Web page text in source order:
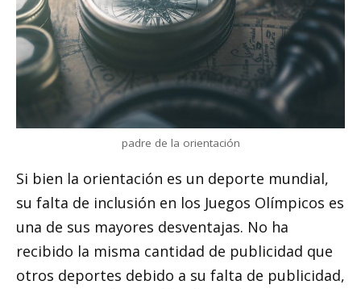
padre de la orientación
Si bien la orientación es un deporte mundial,
su falta de inclusión en los Juegos Olímpicos es
una de sus mayores desventajas. No ha
recibido la misma cantidad de publicidad que
otros deportes debido a su falta de publicidad,